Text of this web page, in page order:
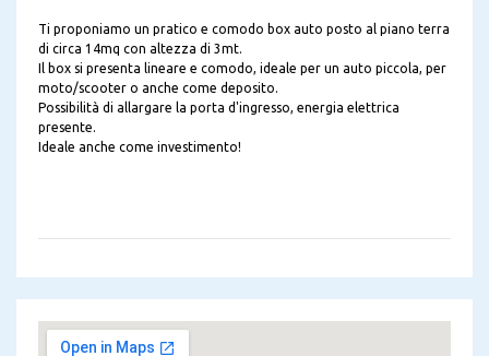
Ti proponiamo un pratico e comodo box auto posto al piano terra
di circa 14mq con altezza di 3mt.
Il box si presenta lineare e comodo, ideale per un auto piccola, per
moto/scooter o anche come deposito.
Possibilità di allargare la porta d'ingresso, energia elettrica
presente.
Ideale anche come investimento!